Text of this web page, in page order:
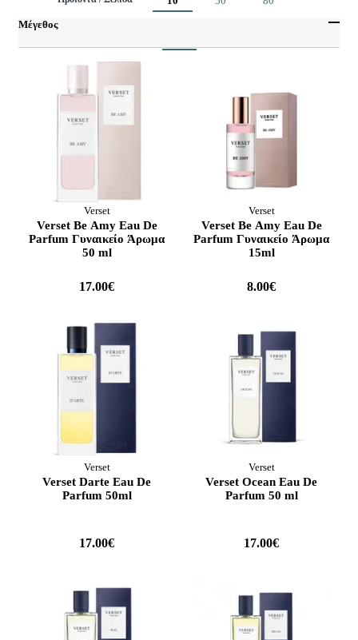
Έως
Μέγεθος
Verset
Verset Be Amy Eau De
Parfum Γυναικείο Άρωμα
50 ml
17.00€
Verset
Verset Be Amy Eau De
Parfum Γυναικείο Άρωμα
15ml
8.00€
Verset
Verset Darte Eau De
Parfum 50ml
17.00€
Verset
Verset Ocean Eau De
Parfum 50 ml
17.00€